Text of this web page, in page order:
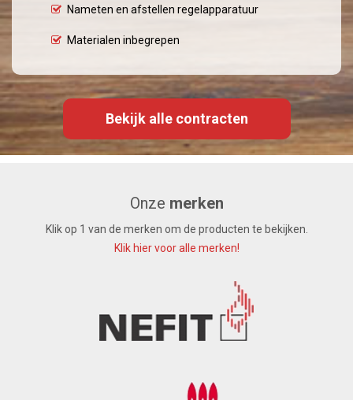
Nameten en afstellen regelapparatuur
Materialen inbegrepen
Bekijk alle contracten
Onze merken
Klik op 1 van de merken om de producten te bekijken.
Klik hier voor alle merken!